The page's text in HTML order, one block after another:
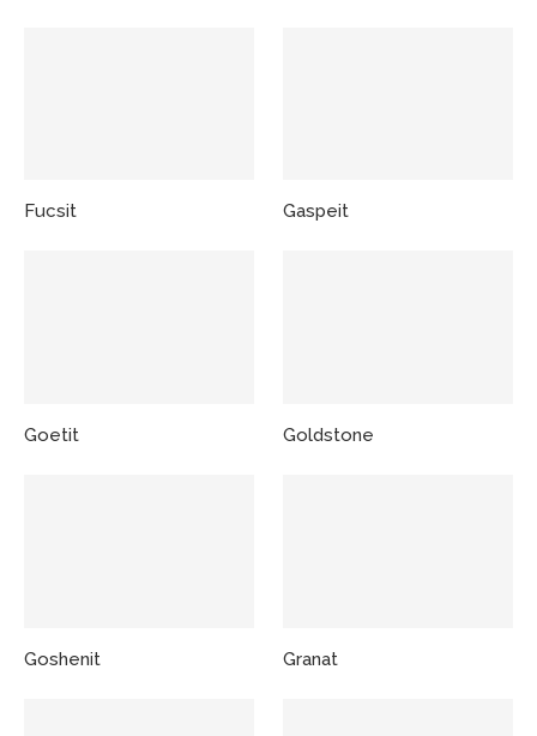
Fucsit Gaspeit
Goetit Goldstone
Goshenit Granat